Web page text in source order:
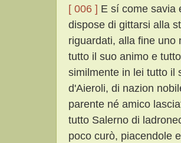
[ 006 ] E sí come savia
dispose di gittarsi alla
riguardati, alla fine uno
tutto il suo animo e
similmente in lei tutto il
d'Aieroli, di nazion
parente né amico
tutto Salerno di
poco curò, piacendole